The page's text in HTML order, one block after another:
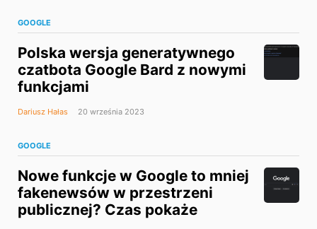
GOOGLE
Polska wersja generatywnego
czatbota Google Bard z nowymi
funkcjami
Dariusz Hałas 20 września 2023
GOOGLE
Nowe funkcje w Google to mniej
fakenewsów w przestrzeni
publicznej? Czas pokaże